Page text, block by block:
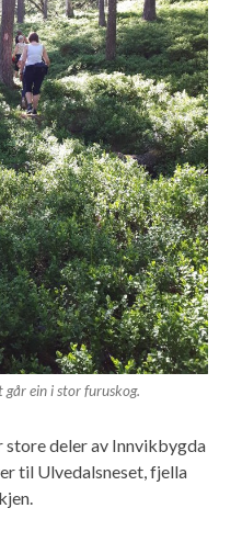
går ein i stor furuskog.
deler av Innvikbygda
til Ulvedalsneset, fjella